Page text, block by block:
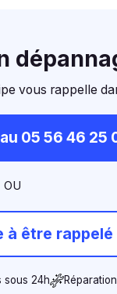
vous rappelle
05 56 46 25
OU
à être rappelé
sous 24h